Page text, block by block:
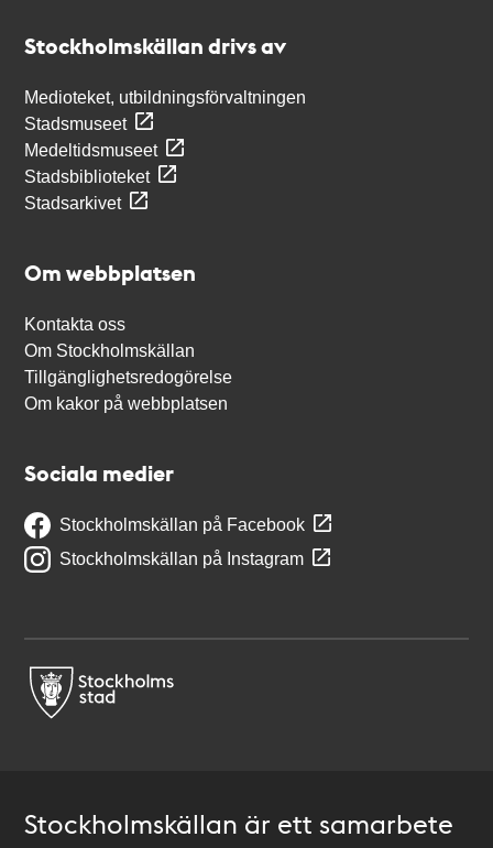
Stockholmskällan drivs av
Medioteket, utbildningsförvaltningen
Stadsmuseet
Medeltidsmuseet
Stadsbiblioteket
Stadsarkivet
Om webbplatsen
Kontakta oss
Om Stockholmskällan
Tillgänglighetsredogörelse
Om kakor på webbplatsen
Sociala medier
Stockholmskällan på Facebook
Stockholmskällan på Instagram
Stockholmskällan är ett samarbete